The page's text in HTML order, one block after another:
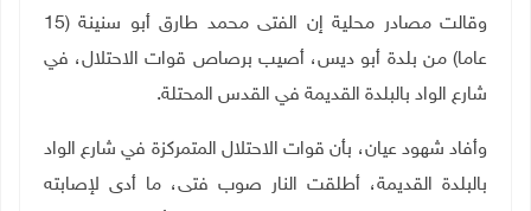
وقالت مصادر محلية إن
الفتى محمد طارق أبو سنينة (15
عاما) من بلدة أبو ديس، أصيب برصاص قوات الاحتلال، في
شارع الواد بالبلدة القديمة في القدس المحتلة.
وأفاد شهود عيان، بأن قوات الاحتلال المتمركزة في شارع الواد
بالبلدة القديمة، أطلقت النار صوب فتى، ما أدى لإصابته